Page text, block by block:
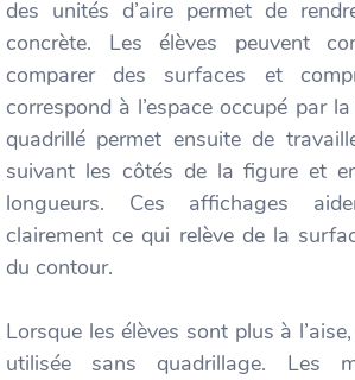
des unités d’aire permet de
concrète. Les élèves peuvent
comparer des surfaces et
correspond à l’espace occupé par
quadrillé permet ensuite de
suivant les côtés de la figure et
longueurs. Ces affichages
clairement ce qui relève de la
du contour.
Lorsque les élèves sont plus à
utilisée sans quadrillage. Les